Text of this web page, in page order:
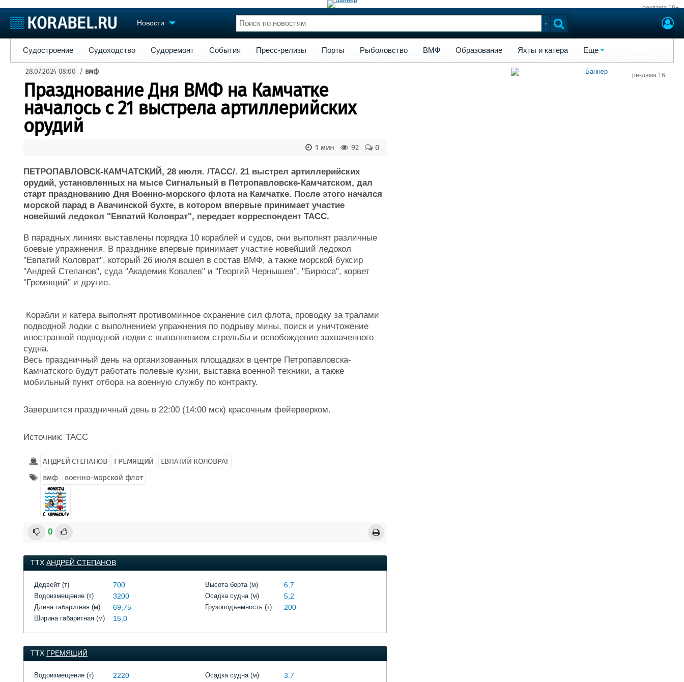
реклама 16+
Новости
Судостроение
Пульс
Новости
Компании
Репутация
Работа
Крюинг
Торговая площадка
Доска объявлений
Продажа флота
Оборудование
Изделия
Конференции
Личности
Флот
Форум
Отзывы
Все службы
Судостроение Судоходство Судоремонт События Пресс-релизы Порты Рыболовство ВМФ Образование Яхты и катера Еще
28.07.2024 08:00 / вмф
Празднование Дня ВМФ на Камчатке
началось с 21 выстрела артиллерийских
орудий
0
92
1 мин
ПЕТРОПАВЛОВСК-КАМЧАТСКИЙ, 28 июля. /ТАСС/. 21 выстрел артиллерийских
орудий, установленных на мысе Сигнальный в Петропавловске-Камчатском, дал
старт празднованию Дня Военно-морского флота на Камчатке. После этого начался
морской парад в Авачинской бухте, в котором впервые принимает участие
новейший ледокол "Евпатий Коловрат", передает корреспондент ТАСС.
В парадных линиях выставлены порядка 10 кораблей и судов, они выполнят различные
боевые упражнения. В празднике впервые принимает участие новейший ледокол
"Евпатий Коловрат", который 26 июля вошел в состав ВМФ, а также морской буксир
"Андрей Степанов", суда "Академик Ковалев" и "Георгий Чернышев", "Бирюса", корвет
"Гремящий" и другие.
Корабли и катера выполнят противоминное охранение сил флота, проводку за тралами
подводной лодки с выполнением упражнения по подрыву мины, поиск и уничтожение
иностранной подводной лодки с выполнением стрельбы и освобождение захваченного
судна.
Весь праздничный день на организованных площадках в центре Петропавловска-
Камчатского будут работать полевые кухни, выставка военной техники, а также
мобильный пункт отбора на военную службу по контракту.
Завершится праздничный день в 22:00 (14:00 мск) красочным фейерверком.
Источник: ТАСС
АНДРЕЙ СТЕПАНОВ ГРЕМЯЩИЙ
ЕВПАТИЙ КОЛОВРАТ
вмф
военно-морской флот
0
ТТХ АНДРЕЙ СТЕПАНОВ
Дедвейт (т) 700
Водоизмещение (т) 3200
Длина габаритная (м) 69,75
Ширина габаритная (м) 15,0
Высота борта (м) 6,7
Осадка судна (м) 5,2
Грузоподъемность (т) 200
ТТХ ГРЕМЯЩИЙ
Водоизмещение (т) 2220 Осадка судна (м) 3.7
реклама 16+